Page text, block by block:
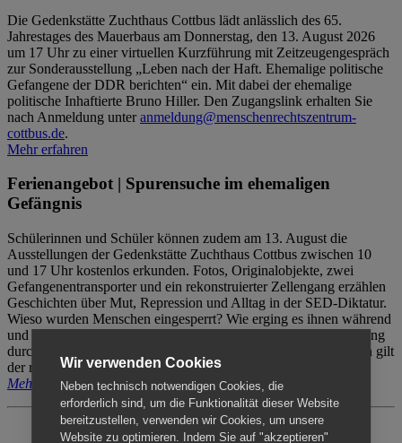
Die Gedenkstätte Zuchthaus Cottbus lädt anlässlich des 65.
Jahrestages des Mauerbaus am Donnerstag, den 13. August 2026
um 17 Uhr zu einer virtuellen Kurzführung mit Zeitzeugengespräch
zur Sonderausstellung „Leben nach der Haft. Ehemalige politische
Gefangene der DDR berichten“ ein. Mit dabei der ehemalige
politische Inhaftierte Bruno Hiller. Den Zugangslink erhalten Sie
nach Anmeldung unteranmeldung@menschenrechtszentrum-
cottbus.de.
Mehr erfahren
Ferienangebot | Spurensuche im ehemaligen
Gefängnis
Schülerinnen und Schüler können zudem am 13. August die
Ausstellungen der Gedenkstätte Zuchthaus Cottbus zwischen 10
und 17 Uhr kostenlos erkunden. Fotos, Originalobjekte, zwei
Gefangenentransporter und ein rekonstruierter Zellengang erzählen
Geschichten über Mut, Repression und Alltag in der SED-Diktatur.
Wieso wurden Menschen eingesperrt? Wie erging es ihnen während
und nach der Haft? Der Besuch erfolgt individuell ohne Betreuung
durch das Menschenrechtszentrum Cottbus. Für Begleitpersonen gilt
der reguläre Eintritt (8€ / ermäßigt 5€).
Mehr erfahren
Wir verwenden Cookies
Neben technisch notwendigen Cookies, die
erforderlich sind, um die Funktionalität dieser Website
bereitzustellen, verwenden wir Cookies, um unsere
Website zu optimieren. Indem Sie auf "akzeptieren"